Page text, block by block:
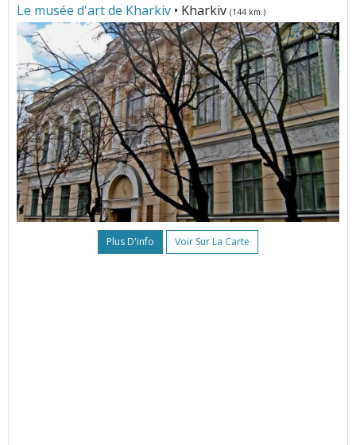
Le musée d'art de Kharkiv • Kharkiv (144 km.)
Plus D'info Voir Sur La Carte